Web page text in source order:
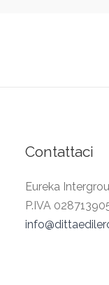
Contattaci
Eureka
P.IVA